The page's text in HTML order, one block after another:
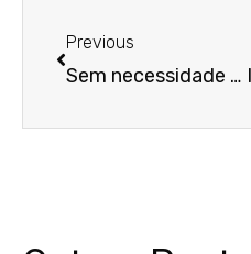
Previous
Sem necessidade de inventário: TRT-MG reconhece que filhos podem pleitear direitos trabalhistas de pai falecido